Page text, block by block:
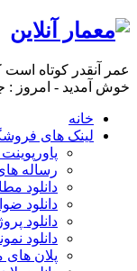
عمر آنقدر کوتاه است
خوش آمدید - امروز : جمعه ۱۶
خانه
لینک های
رساله
دانلود
دانلود
دانلود
دانلود
پلان های